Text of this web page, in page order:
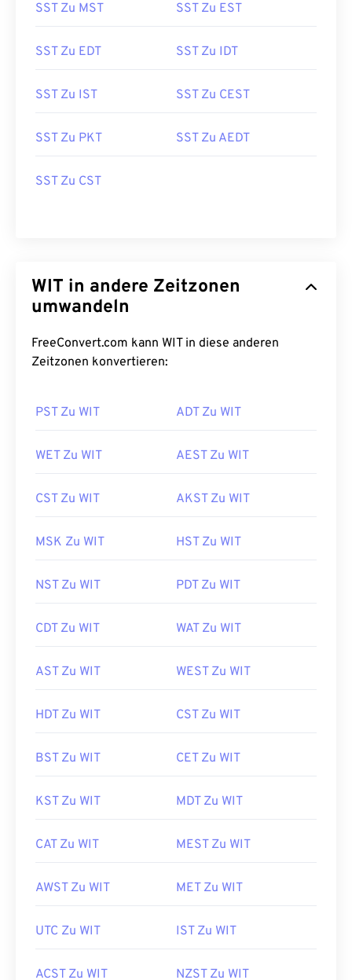
SST Zu MST SST Zu EST
SST Zu EDT SST Zu IDT
SST Zu IST SST Zu CEST
SST Zu PKT SST Zu AEDT
SST Zu CST
WIT in andere Zeitzonen
umwandeln
FreeConvert.com kann WIT in diese anderen
Zeitzonen konvertieren:
PST Zu WIT ADT Zu WIT
WET Zu WIT AEST Zu WIT
CST Zu WIT AKST Zu WIT
MSK Zu WIT HST Zu WIT
NST Zu WIT PDT Zu WIT
CDT Zu WIT WAT Zu WIT
AST Zu WIT WEST Zu WIT
HDT Zu WIT CST Zu WIT
BST Zu WIT CET Zu WIT
KST Zu WIT MDT Zu WIT
CAT Zu WIT MEST Zu WIT
AWST Zu WIT MET Zu WIT
UTC Zu WIT IST Zu WIT
ACST Zu WIT NZST Zu WIT